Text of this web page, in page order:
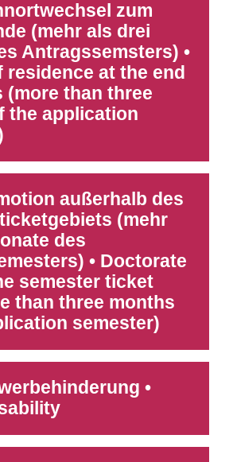
zum
(mehr als drei
Antragssemsters) •
residence at the end
(more than three
the application
außerhalb des
(mehr
des
• Doctorate
semester ticket
than three months
semester)
•